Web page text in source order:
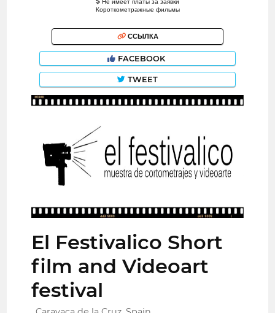
Короткометражные фильмы
ССЫЛКА
FACEBOOK
TWEET
El Festivalico Short
film and Videoart
festival